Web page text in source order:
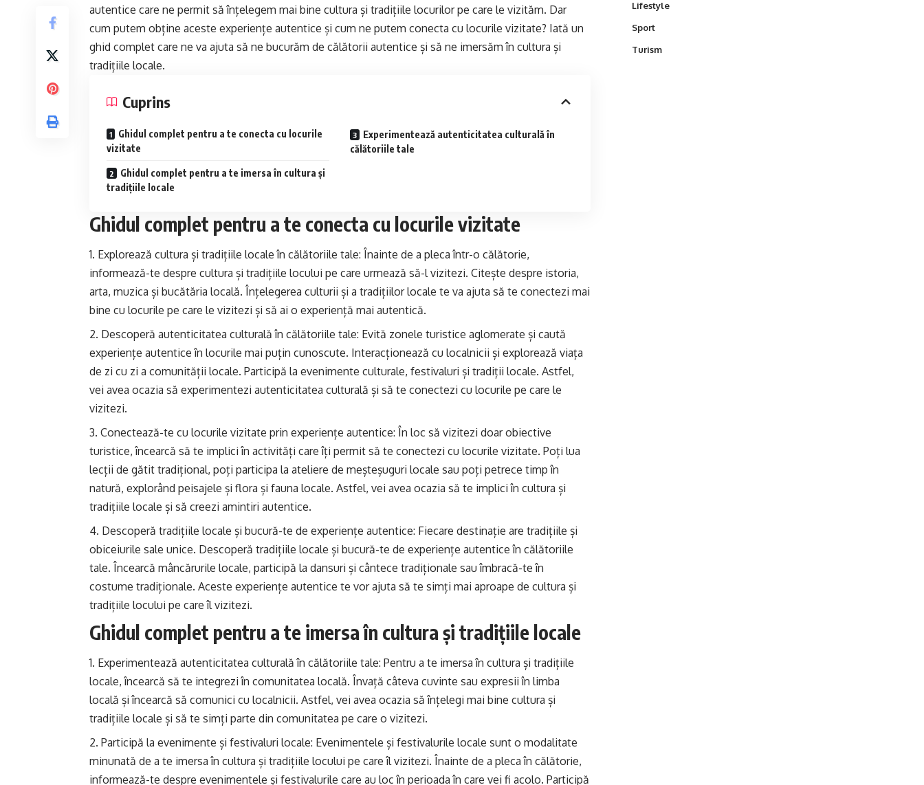
autentice care ne permit să înțelegem mai bine cultura și tradițiile locurilor pe care le vizităm. Dar
cum putem obține aceste experiențe autentice și cum ne putem conecta cu locurile vizitate? Iată un
ghid complet care ne va ajuta să ne bucurăm de călătorii autentice și să ne imersăm în cultura și
tradițiile locale.
Cuprins
Ghidul complet pentru a te conecta cu locurile
vizitate
Ghidul complet pentru a te imersa în cultura și
tradițiile locale
Experimentează autenticitatea culturală în
călătoriile tale
Ghidul complet pentru a te conecta cu locurile vizitate
Explorează cultura și tradițiile locale în călătoriile tale: Înainte de a pleca într-o călătorie,
informează-te despre cultura și tradițiile locului pe care urmează să-l vizitezi. Citește despre istoria,
arta, muzica și bucătăria locală. Înțelegerea culturii și a tradițiilor locale te va ajuta să te conectezi mai
bine cu locurile pe care le vizitezi și să ai o experiență mai autentică.
Descoperă autenticitatea culturală în călătoriile tale: Evită zonele turistice aglomerate și caută
experiențe autentice în locurile mai puțin cunoscute. Interacționează cu localnicii și explorează viața
de zi cu zi a comunității locale. Participă la evenimente culturale, festivaluri și tradiții locale. Astfel,
vei avea ocazia să experimentezi autenticitatea culturală și să te conectezi cu locurile pe care le
vizitezi.
Conectează-te cu locurile vizitate prin experiențe autentice: În loc să vizitezi doar obiective
turistice, încearcă să te implici în activități care îți permit să te conectezi cu locurile vizitate. Poți lua
lecții de gătit tradițional, poți participa la ateliere de meșteșuguri locale sau poți petrece timp în
natură, explorând peisajele și flora și fauna locale. Astfel, vei avea ocazia să te implici în cultura și
tradițiile locale și să creezi amintiri autentice.
Descoperă tradițiile locale și bucură-te de experiențe autentice: Fiecare destinație are tradițiile și
obiceiurile sale unice. Descoperă tradițiile locale și bucură-te de experiențe autentice în călătoriile
tale. Încearcă mâncărurile locale, participă la dansuri și cântece tradiționale sau îmbracă-te în
costume tradiționale. Aceste experiențe autentice te vor ajuta să te simți mai aproape de cultura și
tradițiile locului pe care îl vizitezi.
Ghidul complet pentru a te imersa în cultura și tradițiile locale
Experimentează autenticitatea culturală în călătoriile tale: Pentru a te imersa în cultura și tradițiile
locale, încearcă să te integrezi în comunitatea locală. Învață câteva cuvinte sau expresii în limba
locală și încearcă să comunici cu localnicii. Astfel, vei avea ocazia să înțelegi mai bine cultura și
tradițiile locale și să te simți parte din comunitatea pe care o vizitezi.
Participă la evenimente și festivaluri locale: Evenimentele și festivalurile locale sunt o modalitate
minunată de a te imersa în cultura și tradițiile locului pe care îl vizitezi. Înainte de a pleca în călătorie,
informează-te despre evenimentele și festivalurile care au loc în perioada în care vei fi acolo. Participă
Lifestyle
Sport
Turism